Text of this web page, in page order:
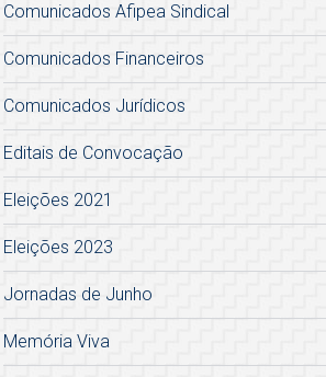
Comunicados Afipea Sindical
Comunicados Financeiros
Comunicados Jurídicos
Editais de Convocação
Eleições 2021
Eleições 2023
Jornadas de Junho
Memória Viva